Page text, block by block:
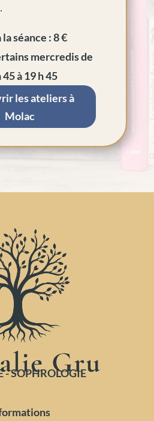
la séance : 8 €
mercredis de
45 à 19 h 45
les ateliers à
Molac
- SOPHROLOGIE